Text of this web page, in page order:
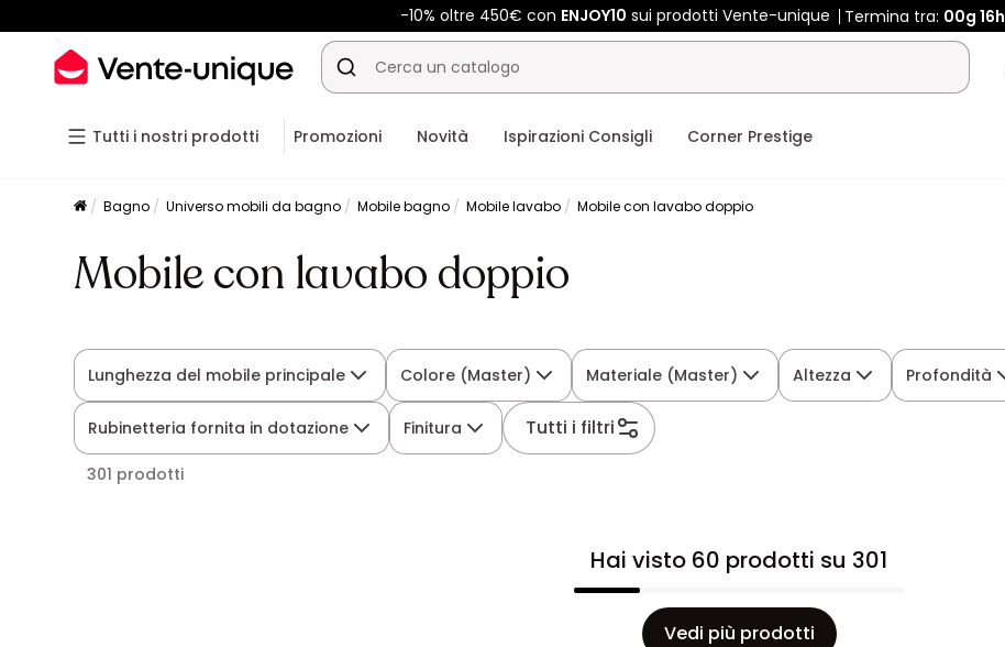
-10% oltre 450€ con ENJOY10 sui prodotti Vente-unique Termina tra: 00g 16h
Tutti i nostri prodotti Promozioni Novità Ispirazioni Consigli Corner Prestige
Bagno Universo mobili da bagno Mobile bagno Mobile lavabo Mobile con lavabo doppio
Mobile con lavabo doppio
Lunghezza del mobile principale Colore (Master) Materiale (Master) Altezza Profondità
Rubinetteria fornita in dotazione Finitura Tutti i filtri
301 prodotti
Hai visto 60 prodotti su 301
Vedi più prodotti